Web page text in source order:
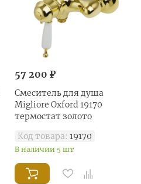
57 200 ₽
Смеситель для душа
Migliore Oxford 19170
термостат золото
Код товара: 19170
В наличии 5 шт